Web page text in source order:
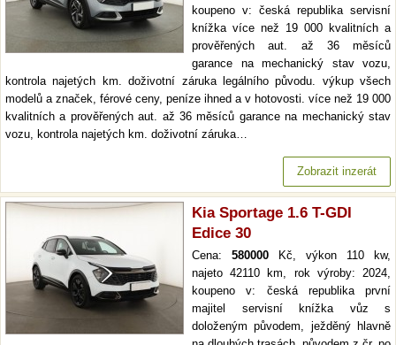
koupeno v: česká republika servisní
knížka více než 19 000 kvalitních a
prověřených aut. až 36 měsíců
garance na mechanický stav vozu,
kontrola najetých km. doživotní záruka legálního původu. výkup všech
modelů a značek, férové ceny, peníze ihned a v hotovosti. více než 19 000
kvalitních a prověřených aut. až 36 měsíců garance na mechanický stav
vozu, kontrola najetých km. doživotní záruka…
Zobrazit inzerát
Kia Sportage 1.6 T-GDI
Edice 30
Cena: 580000 Kč, výkon 110 kw,
najeto 42110 km, rok výroby: 2024,
koupeno v: česká republika první
majitel servisní knížka vůz s
doloženým původem, ježděný hlavně